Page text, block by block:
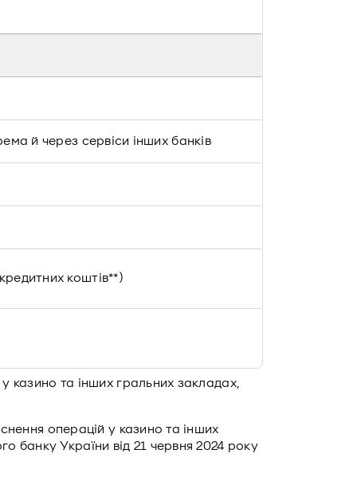
й через сервіси інших банків
коштів**)
казино та інших гральних закладах,
операцій у казино та інших
банку України від 21 червня 2024 року